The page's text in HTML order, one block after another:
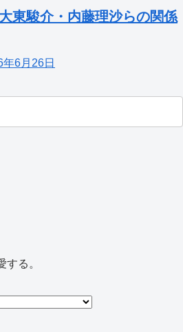
東駿介・内藤理沙らの関係
年6月26日
る。